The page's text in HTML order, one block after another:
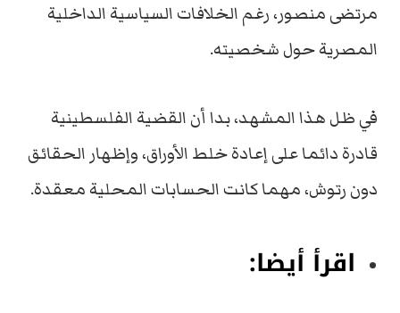
مرتضى منصور، رغم الخلافات السياسية الداخلية
المصرية حول شخصيته.
في ظل هذا المشهد، بدا أن القضية الفلسطينية
قادرة دائما على إعادة خلط الأوراق، وإظهار الحقائق
دون رتوش، مهما كانت الحسابات المحلية معقدة.
اقرأ أيضا: